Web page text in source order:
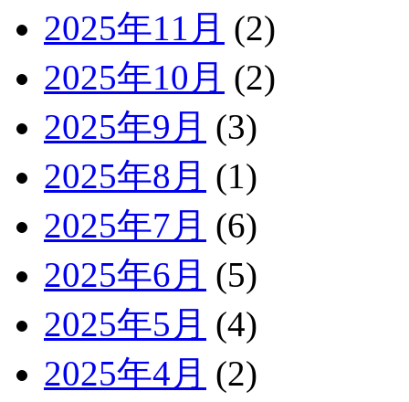
2025年11月 (2)
2025年10月 (2)
2025年9月 (3)
2025年8月 (1)
2025年7月 (6)
2025年6月 (5)
2025年5月 (4)
2025年4月 (2)